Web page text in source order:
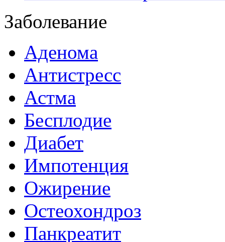
Заболевание
Аденома
Антистресс
Астма
Бесплодие
Диабет
Импотенция
Ожирение
Остеохондроз
Панкреатит